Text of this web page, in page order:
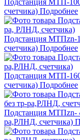
Подстанция МТП-
счетчика) Подробнее
Подстанция МТПzn-
счетчика) Подробнее
Подстанция МТП-
счетчика) Подробнее
Подстанция МТПzn-
ра,РЛНД, счетчика)